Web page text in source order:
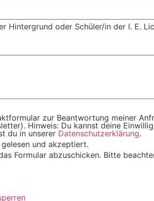
Hintergrund oder Schüler/in der I. E.
zur Beantwortung meiner
Hinweis: Du kannst deine
du in unserer Datenschutzerklärung.
und akzeptiert.
Formular abzuschicken. Bitte